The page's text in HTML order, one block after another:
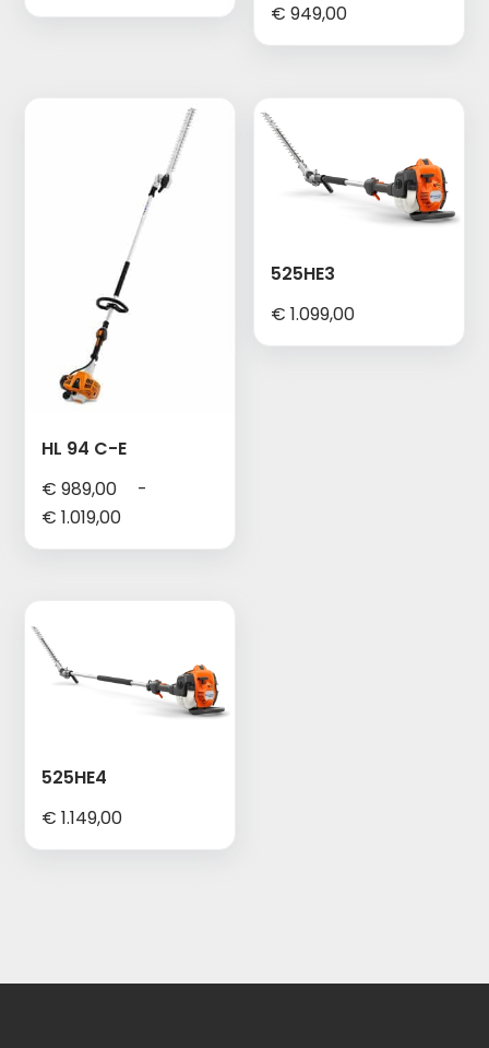
€ 949,00
€ 919,00
HL 94 C-E
€ 989,00
-
€ 1.019,00
€ 989,00
525HE3
€ 1.099,00
525HE4
€ 1.149,00